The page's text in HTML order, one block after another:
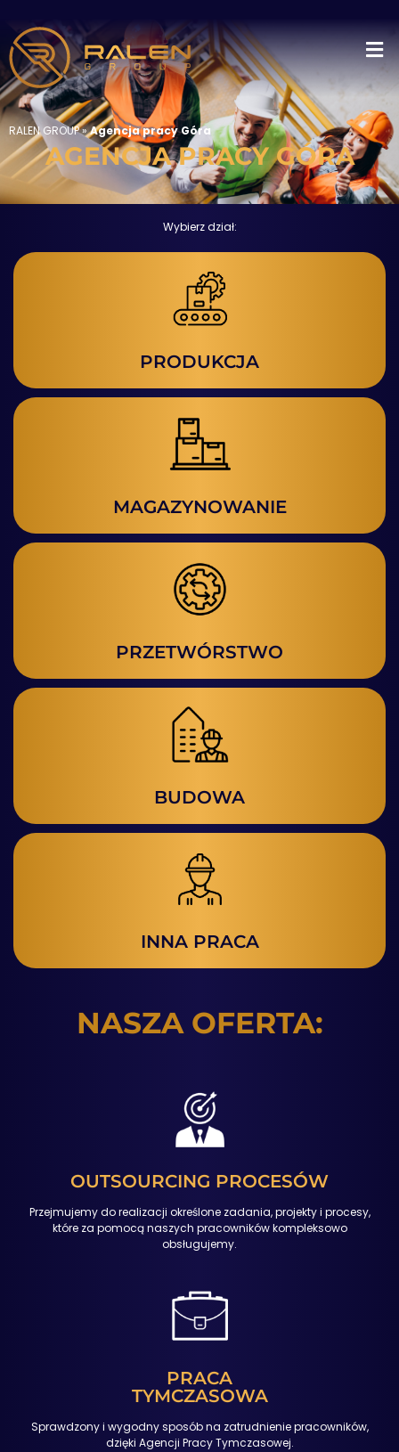
RALEN GROUP»Agencja pracy Góra
AGENCJA PRACY GÓRA
Wybierz dział:
PRODUKCJA
MAGAZYNOWANIE
PRZETWÓRSTWO
BUDOWA
INNA PRACA
NASZA OFERTA:
OUTSOURCING PROCESÓW
Przejmujemy do realizacji określone zadania, projekty i procesy,
które za pomocą naszych pracowników kompleksowo
obsługujemy.
PRACA
TYMCZASOWA
Sprawdzony i wygodny sposób na zatrudnienie pracowników,
dzięki Agencji Pracy Tymczasowej.